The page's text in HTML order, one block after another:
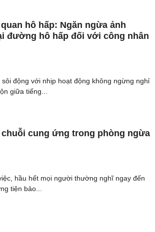
hô hấp: Ngăn ngừa ảnh
đường hô hấp đối với công nhân
động với nhịp hoạt động không ngừng nghỉ
giữa tiếng...
cung ứng trong phòng ngừa
hầu hết mọi người thường nghĩ ngay đến
tiện bảo...